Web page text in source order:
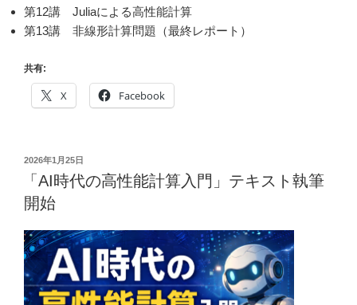
第12講 Juliaによる高性能計算
第13講 非線形計算問題（最終レポート）
共有:
X Facebook
投
2026年1月25日
「AI時代の高性能計算入門」テキスト執筆
開始